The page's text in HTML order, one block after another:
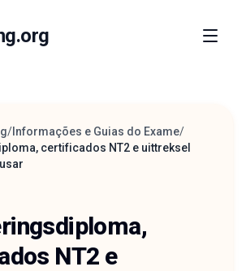
/ Informações e Guias do Exame/
certificados NT2 e uittreksel
NT2 e